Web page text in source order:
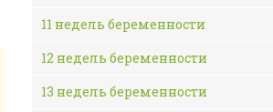
11 недель беременности
12 недель беременности
13 недель беременности